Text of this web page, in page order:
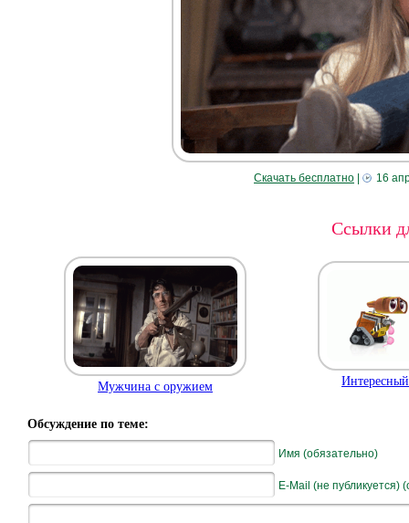
Скачать бесплатно 16
Ссылки
Мужчина с оружием
Обсуждение по теме:
Имя (обязательно)
E-Mail (не публикуется)